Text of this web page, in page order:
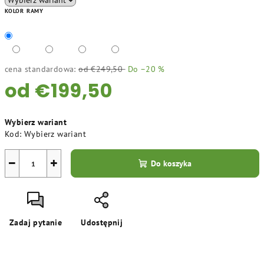
KOLOR RAMY
cena standardowa: od €249,50 Do –20 %
od €199,50
jednostkowa:
Wybierz wariant
Kod: Wybierz wariant
+
− Do koszyka
Zadaj pytanie Udostępnij